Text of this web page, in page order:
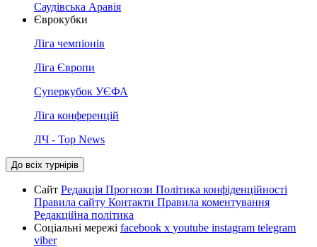
Саудівська Аравія
Єврокубки
Ліга чемпіонів
Ліга Європи
Суперкубок УЄФА
Ліга конференцій
ЛЧ - Top News
До всіх турнірів
Сайт Редакція Прогнози Політика конфіденційності
Правила сайту Контакти Правила коментування
Редакційна політика
Соціальні мережі facebook x youtube instagram telegram
viber